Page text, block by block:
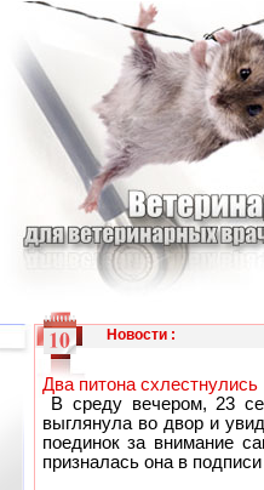
Новости:
Два питона
В среду вечером, 23
выглянула во двор и
поединок за внимание
призналась она в